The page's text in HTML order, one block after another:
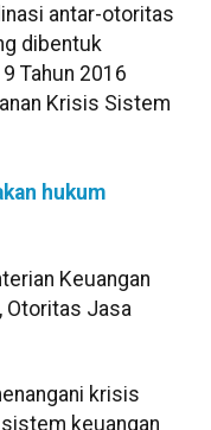
antar-otoritas
dibentuk
Tahun 2016
Krisis Sistem
hukum
Keuangan
Otoritas Jasa
krisis
keuangan